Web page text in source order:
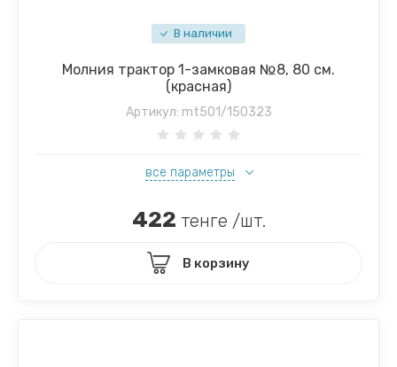
В наличии
Молния трактор 1-замковая №8, 80 см.
(красная)
Артикул: mt501/150323
все параметры
422 тенге /шт.
В корзину